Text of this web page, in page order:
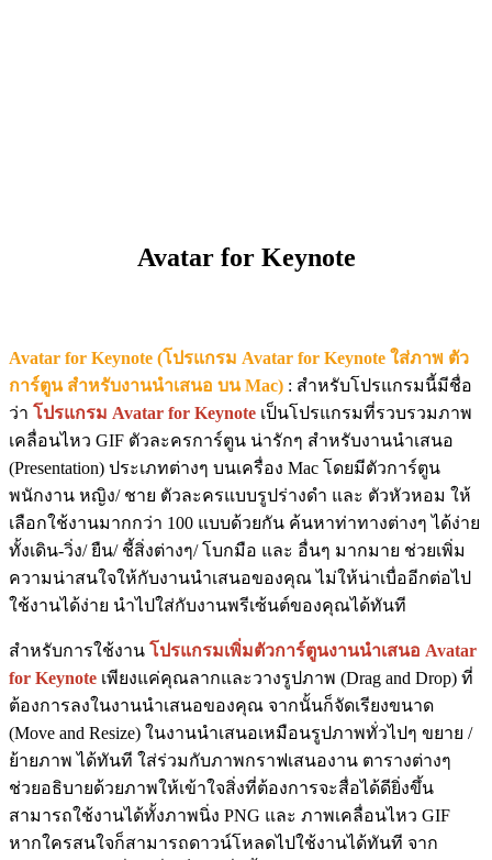
Avatar for Keynote
Avatar for Keynote (โปรแกรม Avatar for Keynote ใส่ภาพ ตัว
การ์ตูน สำหรับงานนำเสนอ บน Mac) : สำหรับโปรแกรมนี้มีชื่อ
ว่า โปรแกรม Avatar for Keynote เป็นโปรแกรมที่รวบรวมภาพ
เคลื่อนไหว GIF ตัวละครการ์ตูน น่ารักๆ สำหรับงานนำเสนอ
(Presentation) ประเภทต่างๆ บนเครื่อง Mac โดยมีตัวการ์ตูน
พนักงาน หญิง/ ชาย ตัวละครแบบรูปร่างดำ และ ตัวหัวหอม ให้
เลือกใช้งานมากกว่า 100 แบบด้วยกัน ค้นหาท่าทางต่างๆ ได้ง่าย
ทั้งเดิน-วิ่ง/ ยืน/ ชี้สิ่งต่างๆ/ โบกมือ และ อื่นๆ มากมาย ช่วยเพิ่ม
ความน่าสนใจให้กับงานนำเสนอของคุณ ไม่ให้น่าเบื่ออีกต่อไป
ใช้งานได้ง่าย นำไปใส่กับงานพรีเซ้นต์ของคุณได้ทันที
สำหรับการใช้งาน โปรแกรมเพิ่มตัวการ์ตูนงานนำเสนอ Avatar
for Keynote เพียงแค่คุณลากและวางรูปภาพ (Drag and Drop) ที่
ต้องการลงในงานนำเสนอของคุณ จากนั้นก็จัดเรียงขนาด
(Move and Resize) ในงานนำเสนอเหมือนรูปภาพทั่วไปๆ ขยาย /
ย้ายภาพ ได้ทันที ใส่ร่วมกับภาพกราฟเสนองาน ตารางต่างๆ
ช่วยอธิบายด้วยภาพให้เข้าใจสิ่งที่ต้องการจะสื่อได้ดียิ่งขึ้น
สามารถใช้งานได้ทั้งภาพนิ่ง PNG และ ภาพเคลื่อนไหว GIF
หากใครสนใจก็สามารถดาวน์โหลดไปใช้งานได้ทันที จาก